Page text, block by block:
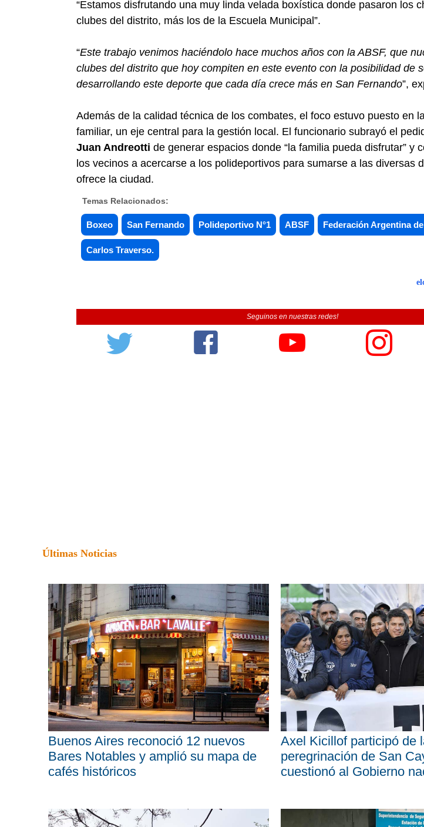
“Estamos disfrutando una muy linda velada boxística donde pasaron los
clubes del distrito, más los de la Escuela Municipal”.
“Este trabajo venimos haciéndolo hace muchos años con la ABSF, que
clubes del distrito que hoy compiten en este evento con la posibilidad de
desarrollando este deporte que cada día crece más en San Fernando”,
Además de la calidad técnica de los combates, el foco estuvo puesto en
familiar, un eje central para la gestión local. El funcionario subrayó el
Juan Andreotti de generar espacios donde “la familia pueda disfrutar” y
los vecinos a acercarse a los polideportivos para sumarse a las diversas
ofrece la ciudad.
Temas Relacionados:
Boxeo San Fernando Polideportivo N°1 ABSF Federación Argentina
Carlos Traverso.
Seguinos en nuestras redes!
Últimas Noticias
Buenos Aires reconoció 12 nuevos
Bares Notables y amplió su mapa de
cafés históricos
Axel Kicillof participó de
peregrinación de San
cuestionó al Gobierno